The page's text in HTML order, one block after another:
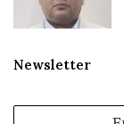
Newsletter